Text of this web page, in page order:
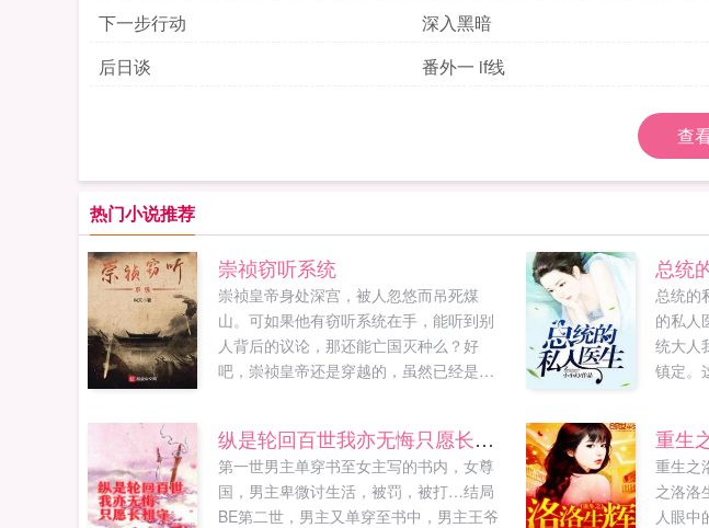
下一步行动
深入黑暗
后日谈
番外一 if线
查
热门小说推荐
崇祯窃听系统
崇祯皇帝身处深宫，被人忽悠而吊死煤
山。可如果他有窃听系统在手，能听到别
人背后的议论，那还能亡国灭种么？好
吧，崇祯皇帝还是穿越的，虽然已经是崇
明必定中兴！（这是有系统加持的正经穿
越历史文！）如果您喜欢崇祯窃听系统，
别忘记分享给朋友...
总统
总统的
的私人
统大人
镇定。
纵是轮回百世我亦无悔只愿长相守
第一世男主单穿书至女主写的书内，女尊
国，男主卑微讨生活，被罚，被打…结局
BE第二世，男主又单穿至书中，男主王爷
重生
重生之
之洛洛
人眼中